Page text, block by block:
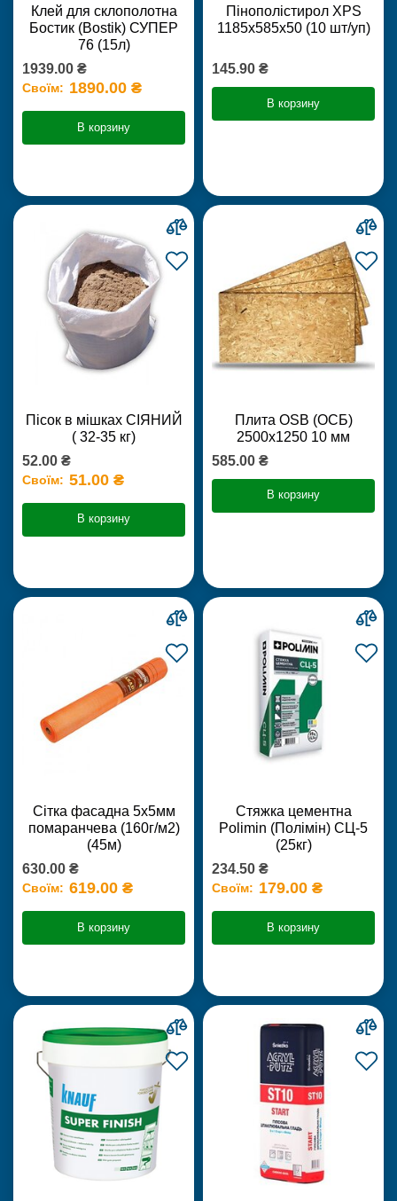
Клей для склополотна
Бостик (Bostik) СУПЕР
76 (15л)
1939.00 ₴
Своїм: 1890.00 ₴
В корзину
Пінополістирол XPS
1185х585х50 (10 шт/уп)
145.90 ₴
В корзину
Пісок в мішках СІЯНИЙ
( 32-35 кг)
52.00 ₴
Своїм: 51.00 ₴
В корзину
Плита OSB (ОСБ)
2500х1250 10 мм
585.00 ₴
В корзину
Сітка фасадна 5х5мм
помаранчева (160г/м2)
(45м)
630.00 ₴
Своїм: 619.00 ₴
В корзину
Стяжка цементна
Polimin (Полімін) СЦ-5
(25кг)
234.50 ₴
Своїм: 179.00 ₴
В корзину